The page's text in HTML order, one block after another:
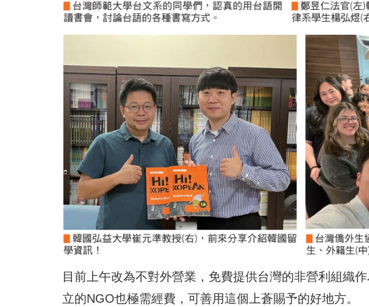
目前上午改為不對外營業，免費提供台灣的非營利組織
立的NGO也極需經費，可善用這個上蒼賜予的好地方。